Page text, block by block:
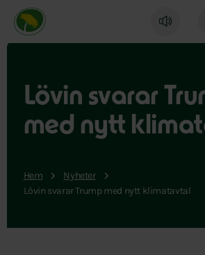
Miljöpartiet de gröna, startsida
Lövin svarar
med nytt
Hem
Nyheter
Lövin svarar Trump med nytt klimatavtal